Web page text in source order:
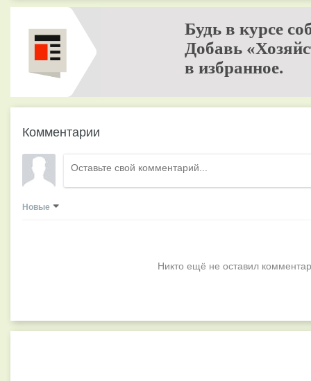
Будь в курсе
Добавь
в избранное.
Комментарии
Новые
Никто ещё не оставил